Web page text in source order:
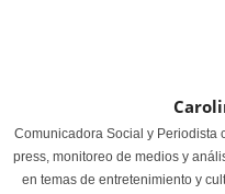
Comunicadora Social y Periodista
press, monitoreo de medios y
en temas de entretenimiento y